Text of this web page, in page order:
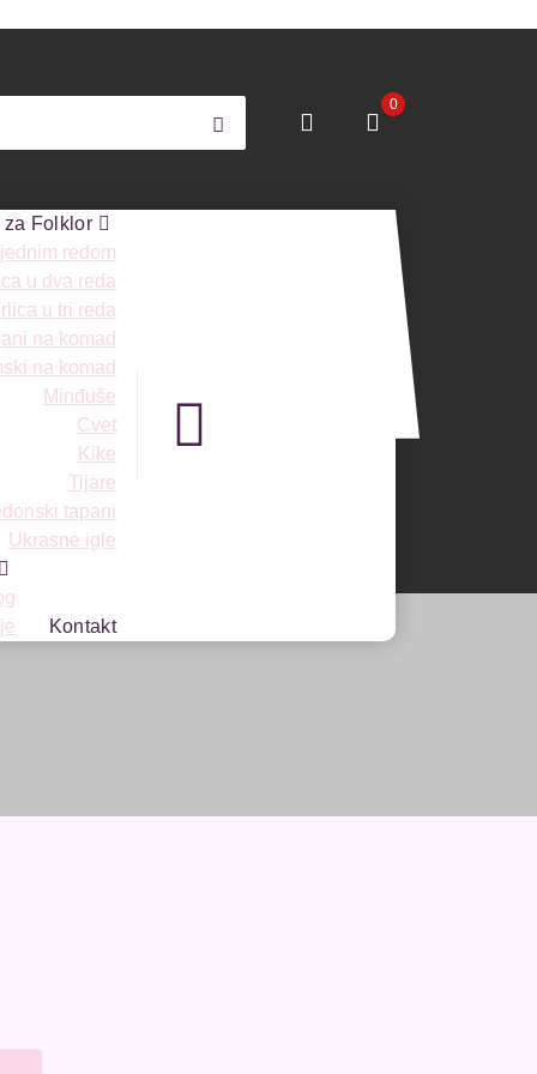
0
za Folklor
redom
u dva reda
u tri reda
na komad
na komad
Minđuše
Cvet
Kike
Tijare
tapani
Ukrasne igle
Kontakt